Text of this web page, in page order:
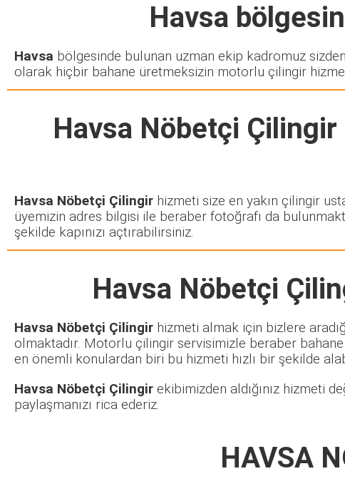
Havsa
Havsa bölgesinde bulunan uzman ekip kadromuz
olarak hiçbir bahane üretmeksizin motorlu çilingir
Havsa Nöbetçi Çilingir
Havsa Nöbetçi Çilingir hizmeti size en yakın çilingir
üyemizin adres bilgisi ile beraber fotoğrafı da
şekilde kapınızı açtırabilirsiniz.
Havsa Nöbetçi
Havsa Nöbetçi Çilingir hizmeti almak için bizlere
olmaktadır. Motorlu çilingir servisimizle beraber
en önemli konulardan biri bu hizmeti hızlı bir şekilde
Havsa Nöbetçi Çilingir ekibimizden aldığınız hizmeti
paylaşmanızı rica ederiz.
HAVSA